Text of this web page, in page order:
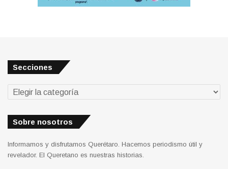
Secciones
Secciones
Sobre nosotros
Informamos y disfrutamos Querétaro. Hacemos periodismo útil y
revelador. El Queretano es nuestras historias.